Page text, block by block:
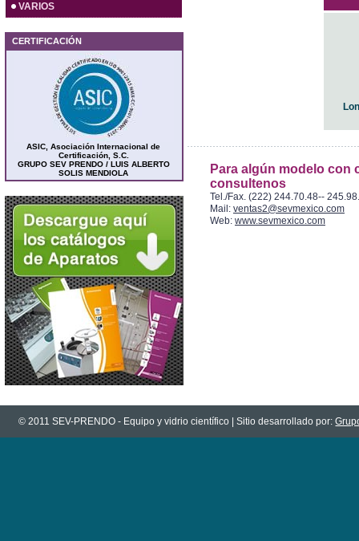
VARIOS
CERTIFICACIÓN
ASIC, Asociación Internacional de
Certificación, S.C.
GRUPO SEV PRENDO / LUIS ALBERTO
SOLIS MENDIOLA
Para algún modelo con
consultenos
Tel./Fax. (222) 244.70.48--
Mail: ventas2@sevmexico.com
Web: www.sevmexico.com
© 2011 SEV-PRENDO - Equipo y vidrio científico | Sitio desarrollado por: